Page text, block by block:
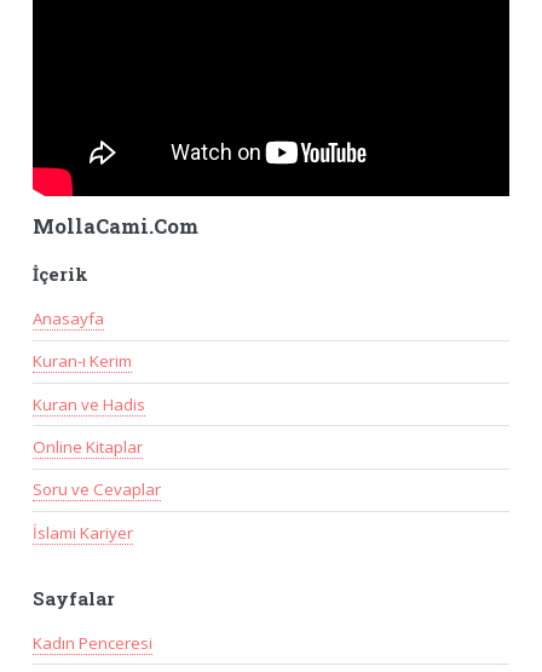
MollaCami.Com
İçerik
Anasayfa
Kuran-ı Kerim
Kuran ve Hadis
Online Kitaplar
Soru ve Cevaplar
İslami Kariyer
Sayfalar
Kadın Penceresi